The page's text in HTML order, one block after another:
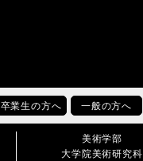
卒業生の方へ 一般の方へ
美術学部
大学院美術研究科